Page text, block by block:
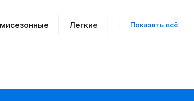
Легкие Нарядные
Показать всё